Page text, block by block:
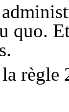
quo.
règle